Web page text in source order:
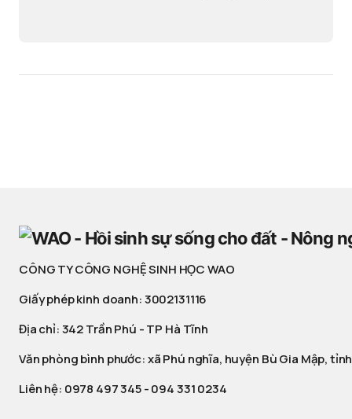
CÔNG TY CÔNG NGHỆ SINH HỌC WAO
Giấy phép kinh doanh: 3002131116
Địa chỉ: 342 Trần Phú - TP Hà Tĩnh
Văn phòng bình phước: xã Phú nghĩa, huyện Bù Gia Mập,
Liên hệ: 0978 497 345-094 331 0234